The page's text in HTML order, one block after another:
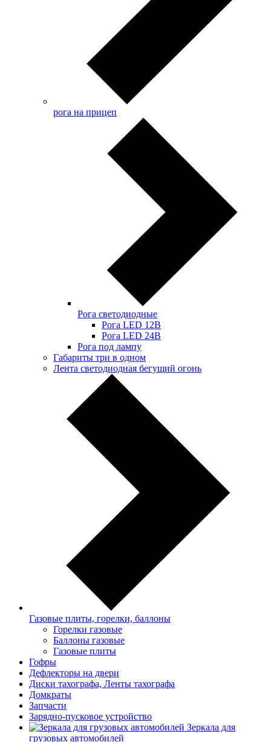
рога на прицеп
Рога светодиодные
Рога LED 12В
Рога LED 24В
Рога под лампу
Габариты три в одном
Лента светодиодная бегущий огонь
Газовые плиты, горелки, баллоны
Горелки газовые
Баллоны газовые
Газовые плиты
Гофры
Дефлекторы на двери
Диски тахографа, Ленты тахографа
Домкраты
Запчасти
Зарядно-пусковое устройство
Зеркала для
грузовых автомобилей